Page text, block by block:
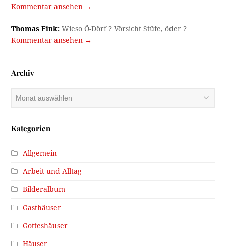
Kommentar ansehen →
Thomas Fink: Wieso Ö-Dörf ? Vörsicht Stüfe, öder ?
Kommentar ansehen →
Archiv
Kategorien
Allgemein
Arbeit und Alltag
Bilderalbum
Gasthäuser
Gotteshäuser
Häuser